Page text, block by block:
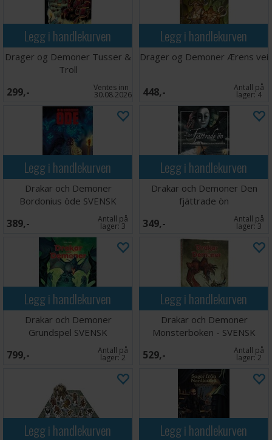
Legg i handlekurven
Drager og Demoner Tusser &
Troll
299,- Ventes inn
30.08.2026
Legg i handlekurven
Drager og Demoner Ærens vei
448,- Antall på
lager:4
Legg i handlekurven
Drakar och Demoner
Bordonius öde SVENSK
389,- Antall på
lager:3
Legg i handlekurven
Drakar och Demoner Den
fjättrade ön
349,- Antall på
lager:3
Legg i handlekurven
Drakar och Demoner
Grundspel SVENSK
799,- Antall på
lager:2
Legg i handlekurven
Drakar och Demoner
Monsterboken - SVENSK
529,- Antall på
lager:2
Legg i handlekurven Legg i handlekurven